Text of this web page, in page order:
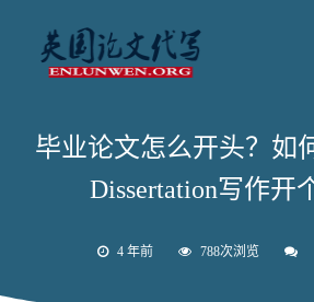
毕业论文怎么开头？如
Dissertation写作开
4 年前 788次浏览